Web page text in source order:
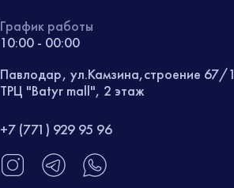
График работы
10:00 - 00:00
Павлодар, ул.Камзина,строение 67/1
ТРЦ "Batyr mall", 2 этаж
+7 (771) 929 95 96